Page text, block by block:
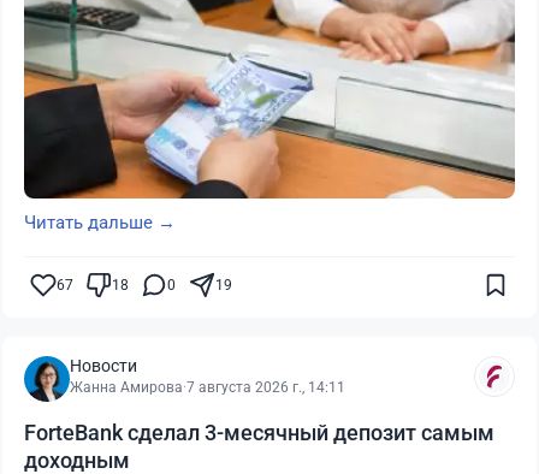
Читать дальше →
67 18 0 19
Новости
Жанна Амирова·7 августа 2026 г., 14:11
ForteBank сделал 3-месячный депозит самым
доходным